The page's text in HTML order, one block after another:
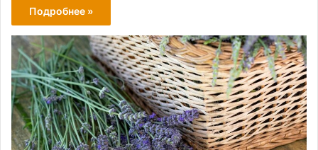
Подробнее »